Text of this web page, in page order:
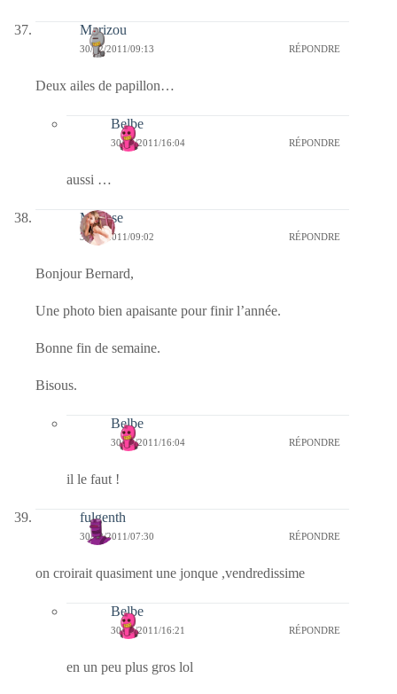
Marizou
30/12/2011/09:13 RÉPONDRE
Deux ailes de papillon…
Belbe
30/12/2011/16:04 RÉPONDRE
aussi …
Mousse
30/12/2011/09:02 RÉPONDRE
Bonjour Bernard,
Une photo bien apaisante pour finir l’année.
Bonne fin de semaine.
Bisous.
Belbe
30/12/2011/16:04 RÉPONDRE
il le faut !
fulgenth
30/12/2011/07:30 RÉPONDRE
on croirait quasiment une jonque ,vendredissime
Belbe
30/12/2011/16:21 RÉPONDRE
en un peu plus gros lol